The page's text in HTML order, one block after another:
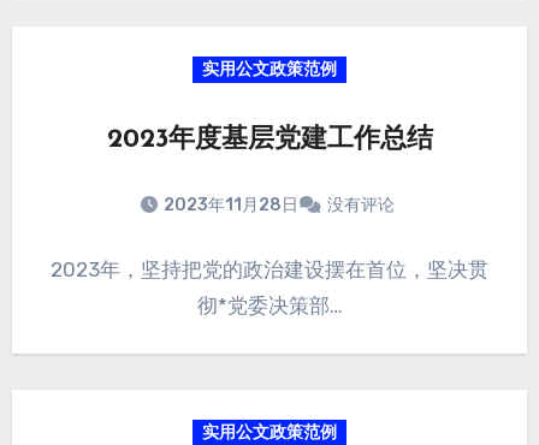
实用公文政策范例
2023年度基层党建工作总结
2023年11月28日 没有评论
2023年，坚持把党的政治建设摆在首位，坚决贯
彻*党委决策部…
实用公文政策范例